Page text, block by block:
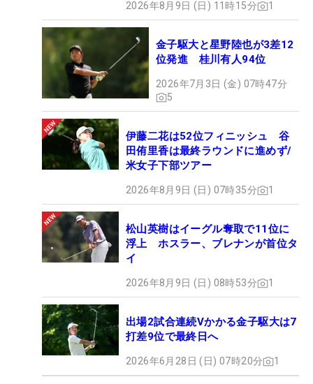
2026年8月9日 (日) 11時15分 1
金子駆大と星野陸也が3差12
位発進 桂川有人94位
2026年7月3日 (金) 07時47分
5
伊藤二花は52位フィニッシュ 谷
田侑里香は最終ラウンドに進めず/
米女子下部ツアー
2026年8月9日 (日) 07時35分 1
松山英樹はイーグル奪取で11位に
浮上 ホスラー、ブレナンが首位タ
イ
2026年8月9日 (日) 08時53分 1
出場2試合連続Vかかる金子駆大は7
打差9位で最終日へ
2026年6月28日 (日) 07時20分 1